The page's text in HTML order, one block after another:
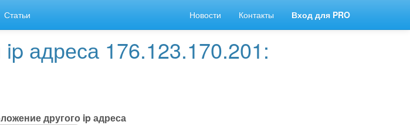
Статьи Новости Контакты Вход для PRO
адреса 176.123.170.201:
другого ip адреса